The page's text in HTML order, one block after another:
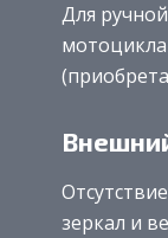
Для
зеркал и